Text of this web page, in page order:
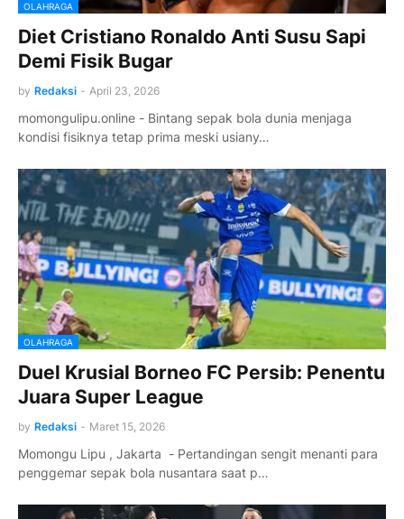
OLAHRAGA
Diet Cristiano Ronaldo Anti Susu Sapi
Demi Fisik Bugar
by Redaksi - April 23, 2026
momongulipu.online - Bintang sepak bola dunia menjaga
kondisi fisiknya tetap prima meski usiany…
OLAHRAGA
Duel Krusial Borneo FC Persib: Penentu
Juara Super League
by Redaksi - Maret 15, 2026
Momongu Lipu , Jakarta - Pertandingan sengit menanti para
penggemar sepak bola nusantara saat p…